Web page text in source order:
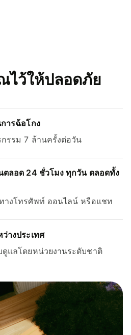
ไว้ให้ปลอดภัย
ารฉ้อโกง
รรม 7 ล้านครั้งต่อวัน
ลอด 24 ชั่วโมง ทุกวัน ตลอดทั้ง
างโทรศัพท์ ออนไลน์ หรือแชท
างประเทศ
ดูแลโดยหน่วยงานระดับชาติ